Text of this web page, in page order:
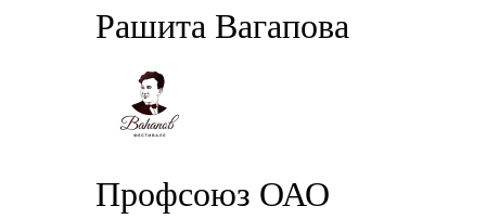
Рашита Вагапова
Профсоюз ОАО